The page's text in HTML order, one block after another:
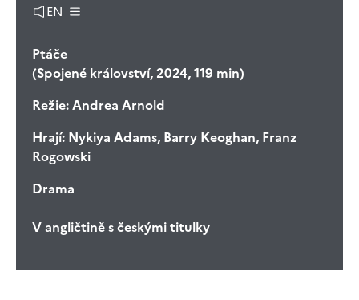
EN
Ptáče
(Spojené království, 2024, 119 min)
Režie:Andrea Arnold
Hrají: Nykiya Adams, Barry Keoghan, Franz
Rogowski
Drama
V angličtině s českými titulky